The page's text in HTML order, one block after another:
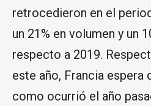
retrocedieron en el
un 21% en volumen y un
respecto a 2019.
este año, Francia espera
como ocurrió el año